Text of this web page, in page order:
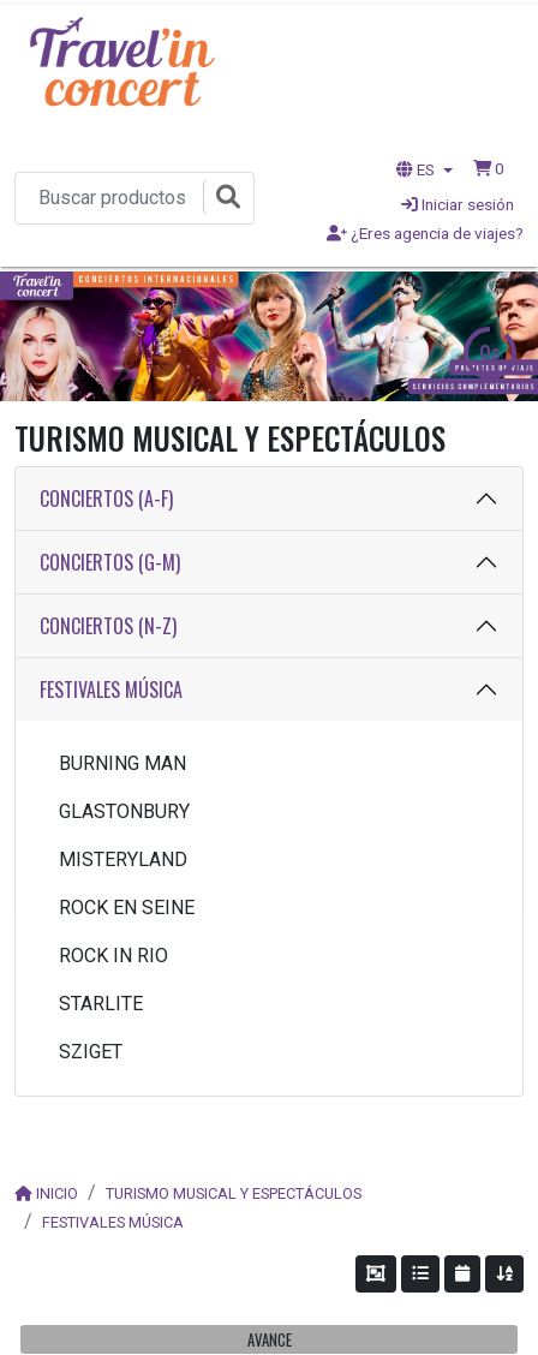
ES
0
Iniciar sesión
¿Eres agencia de viajes?
-2s
TURISMO MUSICAL Y ESPECTÁCULOS
CONCIERTOS (A-F)
CONCIERTOS (G-M)
CONCIERTOS (N-Z)
FESTIVALES MÚSICA
BURNING MAN
GLASTONBURY
MISTERYLAND
ROCK EN SEINE
ROCK IN RIO
STARLITE
SZIGET
INICIO
TURISMO MUSICAL Y ESPECTÁCULOS
FESTIVALES MÚSICA
AVANCE